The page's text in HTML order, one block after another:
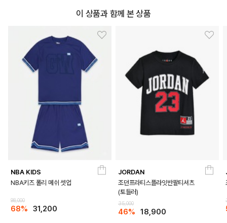
이 상품과 함께 본 상품
NBA KIDS
NBA키즈 폴리 메쉬 셋업
98,000
68% 31,200
JORDAN
조던프라티스플라잇반팔티셔츠
(토들러)
35,000
46% 18,900